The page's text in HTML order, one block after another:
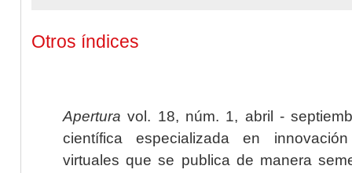
Otros índices
Apertura vol. 18, núm. 1, abril -
científica especializada en
virtuales que se publica de manera